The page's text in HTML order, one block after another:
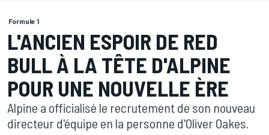
Formule 1
L'ANCIEN ESPOIR DE RED
BULL À LA TÊTE D'ALPINE
POUR UNE NOUVELLE ÈRE
Alpine a officialisé le recrutement de son nouveau
directeur d'équipe en la personne d'Oliver Oakes.